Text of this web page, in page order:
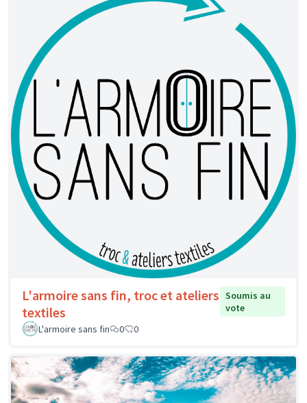
L'armoire sans fin, troc et ateliers
textiles
Soumis au
vote
L'armoire sans fin
0 0